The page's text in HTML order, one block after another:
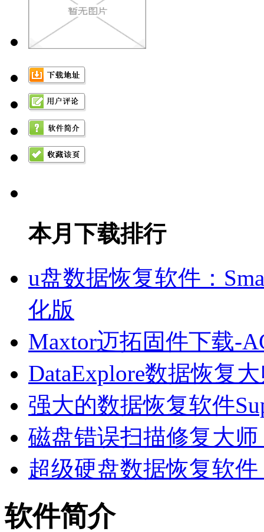
本月下载排行
u盘数据恢复软件：
化版
Maxtor迈拓固件下载-
DataExplore数据恢复
强大的数据恢复软件
磁盘错误扫描修复大师
超级硬盘数据恢复软件
软件简介